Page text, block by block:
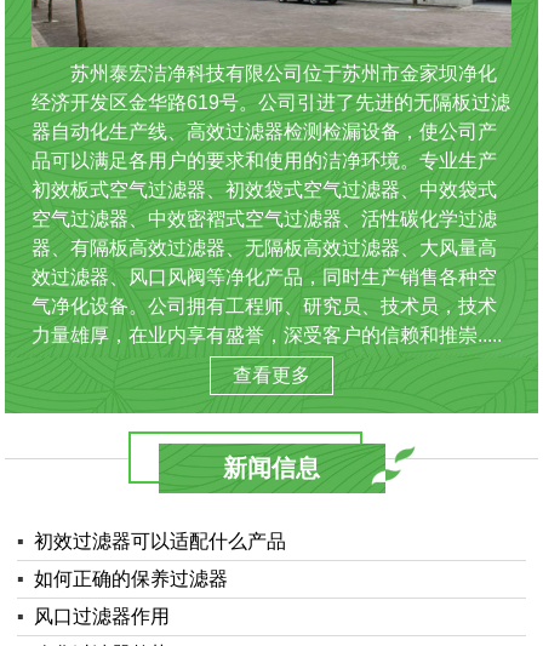
苏州泰宏洁净科技有限公司位于苏州市金家坝净化
经济开发区金华路619号。公司引进了先进的无隔板过滤
器自动化生产线、高效过滤器检测检漏设备，使公司产
品可以满足各用户的要求和使用的洁净环境。专业生产
初效板式空气过滤器、初效袋式空气过滤器、中效袋式
空气过滤器、中效密褶式空气过滤器、活性碳化学过滤
器、有隔板高效过滤器、无隔板高效过滤器、大风量高
效过滤器、风口风阀等净化产品，同时生产销售各种空
气净化设备。公司拥有工程师、研究员、技术员，技术
力量雄厚，在业内享有盛誉，深受客户的信赖和推崇.....
查看更多
新闻信息
▪ 初效过滤器可以适配什么产品
▪ 如何正确的保养过滤器
▪
风口过滤器作用